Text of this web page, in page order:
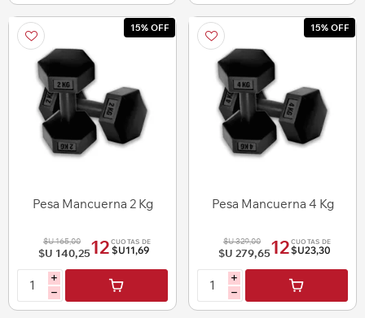
15% OFF
Pesa Mancuerna 2 Kg
$U 165,00
$U 140,2512 CUOTAS DE
$U11,69
i
h
15% OFF
Pesa Mancuerna 4 Kg
$U 329,00
$U 279,6512 CUOTAS DE
$U23,30
i
h